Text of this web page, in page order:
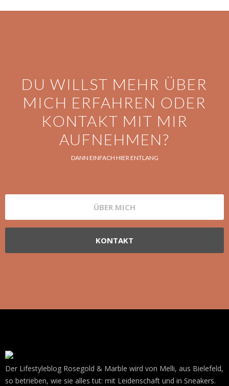
DU WILLST MEHR ÜBER
MICH ERFAHREN ODER
KONTAKT MIT MIR
AUFNEHMEN?
DANN EINFACH HIER ENTLANG
ÜBER MICH
KONTAKT
Der Lifestyleblog Rosegold & Marble wird von Melli, aus Bielefeld,
so betrieben, wie sie alles tut: mit Leidenschaft und in Sneakers.